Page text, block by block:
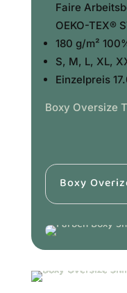
Faire
OEKO-TEX®
180 g/m²
S, M, L, XL,
Einzelpreis
Boxy Oversize
Boxy